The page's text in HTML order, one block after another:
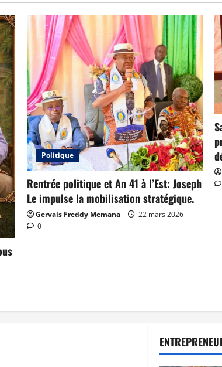
Politique
Rentrée politique et An 41 à l’Est: Joseph
Le impulse la mobilisation stratégique.
Gervais Freddy Memana
22 mars 2026
0